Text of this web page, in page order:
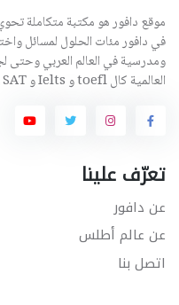
موقع دافور هو مكتبة متكاملة
في دافور مئات الحلول لمسائل
ومدرسية في العالم العربي وحتى
العالمية كال toefl و Ielts و SAT وغيرها الكثير.
تعرّف علينا
عن دافور
عن عالم أطلس
اتصل بنا